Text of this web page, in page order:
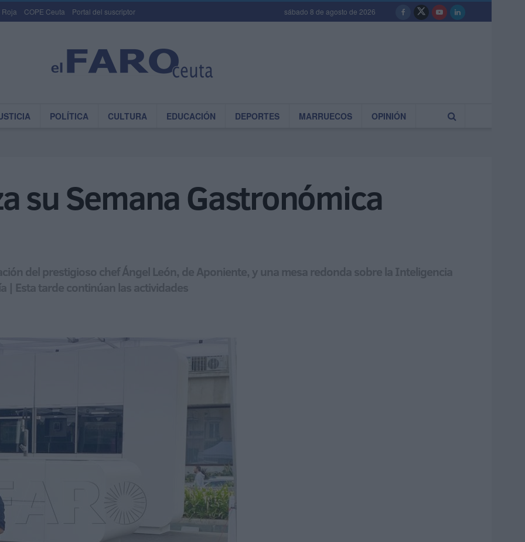
Roja COPE Ceuta Portal del suscriptor sábado 8 de agosto de 2026
POLÍTICA CULTURA EDUCACIÓN DEPORTES MARRUECOS OPINIÓN
su Semana Gastronómica
del prestigioso chef Ángel León, de Aponiente, y una mesa redonda sobre la Inteligencia
| Esta tarde continúan las actividades